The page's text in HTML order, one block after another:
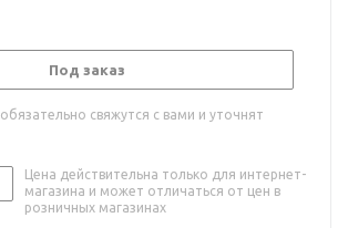
Под заказ
свяжутся с вами и уточнят
Цена действительна только для интернет-
магазина и может отличаться от цен в
розничных магазинах